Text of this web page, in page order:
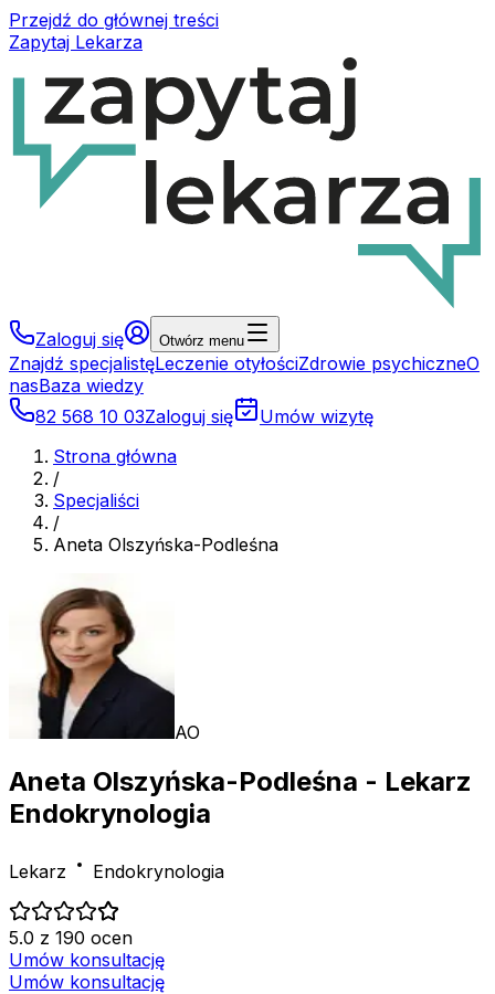
Przejdź do głównej treści
Zapytaj Lekarza
Zaloguj się Otwórz menu
Znajdź specjalistęLeczenie otyłościZdrowie psychiczneO
nasBaza wiedzy
82 568 10 03Zaloguj się
Umów wizytę
Strona główna
/
Specjaliści
/
Aneta Olszyńska-Podleśna
AO
Aneta Olszyńska-Podleśna - Lekarz
Endokrynologia
Lekarz Endokrynologia
5.0 z 190 ocen
Umów konsultację
Umów konsultację